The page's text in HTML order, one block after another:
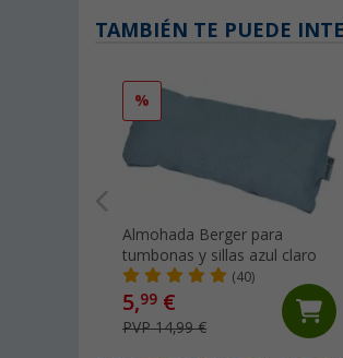
TAMBIÉN TE PUEDE
%
Almohada Berger para
tumbonas y sillas azul claro
(40)
5,99 €
PVP 14,99 €